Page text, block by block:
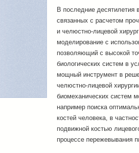
В последние десятилетия
связанных с расчетом
и челюстно-лицевой
моделирование с
позволяющий с высокой
биологических систем в
мощный инструмент в
челюстно-лицевой
биомеханических систем
например поиска
костей человека, в
подвижной костью
процессе пережевывания